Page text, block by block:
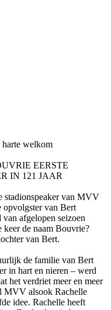
welkom
EERSTE
IN 121 JAAR
stadionspeaker van MVV
van Bert
afgelopen seizoen
de naam Bouvrie?
van Bert.
de familie van Bert
in hart en nieren – werd
het verdriet meer en meer
MVV alsook Rachelle
idee. Rachelle heeft